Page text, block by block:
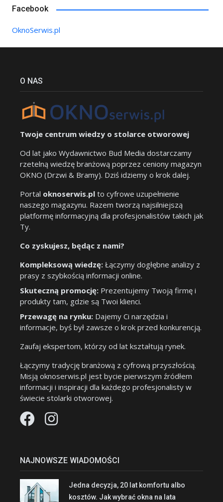
Facebook
OknoSerwis.pl
O NAS
Twoje centrum wiedzy o stolarce otworowej
Od lat jako Wydawnictwo Bud Media dostarczamy
rzetelną wiedzę branżową poprzez ceniony magazyn
OKNO (Drzwi & Bramy). Dziś idziemy o krok dalej.
Portal oknoserwis.pl to cyfrowe uzupełnienie
naszego magazynu. Razem tworzą najsilniejszą
platformę informacyjną dla profesjonalistów takich jak
Ty.
Co zyskujesz, będąc z nami?
Kompleksową wiedzę: Łączymy dogłębne analizy z
prasy z szybkością informacji online.
Skuteczną promocję: Prezentujemy Twoją firmę i
produkty tam, gdzie są Twoi klienci.
Przewagę na rynku: Dajemy Ci narzędzia i
informacje, byś był zawsze o krok przed konkurencją.
Zaufaj ekspertom, którzy od lat kształtują rynek.
Łączymy tradycję branżową z cyfrową przyszłością.
Misją oknoserwis.pl jest bycie pierwszym źródłem
informacji i inspiracji dla każdego profesjonalisty w
świecie stolarki otworowej.
NAJNOWSZE WIADOMOŚCI
Jedna decyzja, 20 lat komfortu albo
kosztów. Jak wybrać okna na lata